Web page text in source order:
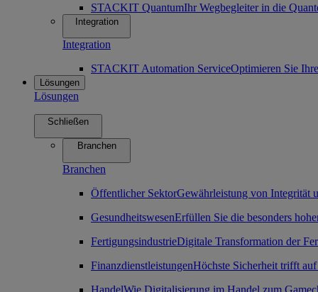
STACKIT QuantumIhr Wegbegleiter in die
Integration
Integration
STACKIT Automation ServiceOptimieren Sie
Lösungen
Lösungen
Schließen
Branchen
Branchen
Öffentlicher SektorGewährleistung von Integrität
GesundheitswesenErfüllen Sie die besonders
FertigungsindustrieDigitale Transformation der
FinanzdienstleistungenHöchste Sicherheit trifft
HandelWie Digitalisierung im Handel zum